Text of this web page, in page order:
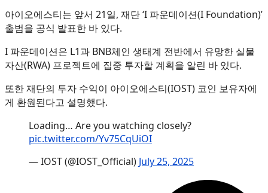
아이오에스티는 앞서 21일, 재단 ‘I 파운데이션(I Foundation)’
출범을 공식 발표한 바 있다.
I 파운데이션은 L1과 BNB체인 생태계 전반에서 유망한 실물
자산(RWA) 프로젝트에 집중 투자할 계획을 알린 바 있다.
또한 재단의 투자 수익이 아이오에스티(IOST) 코인 보유자에
게 환원된다고 설명했다.
Loading… Are you watching closely?
pic.twitter.com/Yv75CqUiOI
— IOST (@IOST_Official) July 25, 2025